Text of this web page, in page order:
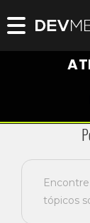
tópicos